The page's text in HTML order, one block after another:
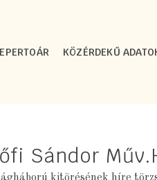
KÖZÉRDEKŰ
Sándor